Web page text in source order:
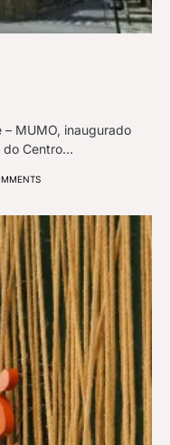
MUMO, inaugurado
do Centro…